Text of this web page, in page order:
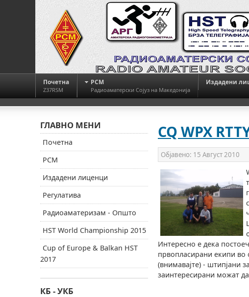
Почетна
Z37RSM
РСМ
Радиоаматерски Сојуз на Македонија
Издадени
CQ WPX
Објавено: 15 Август 2010
Интересно е дека
првопласирани екипи во
(внимавајте) - штипјани
заинтересирани можат да
ГЛАВНО МЕНИ
Почетна
РСМ
Издадени лиценци
Регулатива
Радиоаматеризам - Општо
HST World Championship 2015
Cup of Europe & Balkan HST
2017
КБ - УКБ